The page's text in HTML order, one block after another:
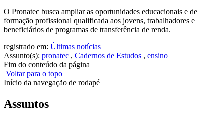
O Pronatec busca ampliar as oportunidades educacionais e de
formação profissional qualificada aos jovens, trabalhadores e
beneficiários de programas de transferência de renda.
registrado em: Últimas notícias
Assunto(s): pronatec , Cadernos de Estudos , ensino
Fim do conteúdo da página
Voltar para o topo
Início da navegação de rodapé
Assuntos